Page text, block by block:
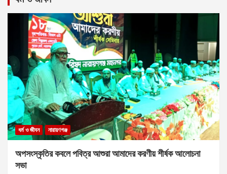
ধর্ম ও জীবন নারায়ণগঞ্জ
অপসংস্কৃতির কবলে পবিত্র আশুরা আমাদের করণীয় শীর্ষক আলোচনা
সভা